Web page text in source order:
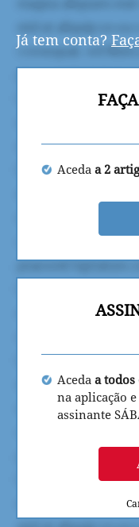
Já tem conta?
Aceda a 2
Aceda a
na aplicação e
assinante